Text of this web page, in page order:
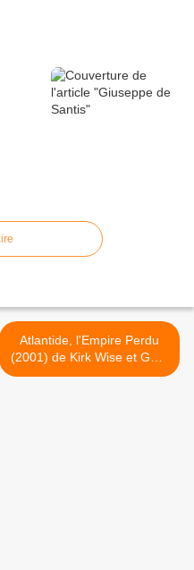
Atlantide, l'Empire Perdu
(2001) de Kirk Wise et Gary
Trousdale >